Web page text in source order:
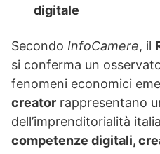
digitale
Secondo InfoCamere, il
si conferma un
fenomeni economici
creator rappresentano
dell’imprenditorialità
competenze digitali,